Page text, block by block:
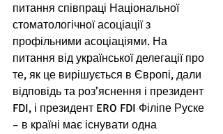
питання співпраці Національної
стоматологічної асоціації з
профільними асоціаціями. На
питання від української делегації про
те, як це вирішується в Європі, дали
відповідь та роз’яснення і президент
FDI, і президент ERO FDI Філіпе Руске
– в країні має існувати одна